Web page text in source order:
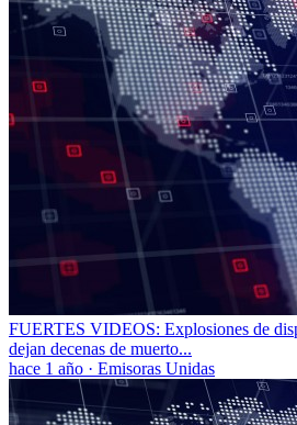
FUERTES VIDEOS: Explosiones de
dejan decenas de muerto...
hace 1 año · Emisoras Unidas